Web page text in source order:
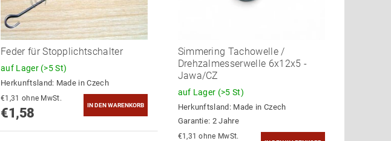
Feder für Stopplichtschalter
auf Lager (>5 St)
Herkunftsland: Made in Czech
€1,31 ohne MwSt.
€1,58
Simmering Tachowelle /
Drehzalmesserwelle 6x12x5 -
Jawa/CZ
auf Lager (>5 St)
Herkunftsland: Made in Czech
Garantie: 2 Jahre
€1,31 ohne MwSt.